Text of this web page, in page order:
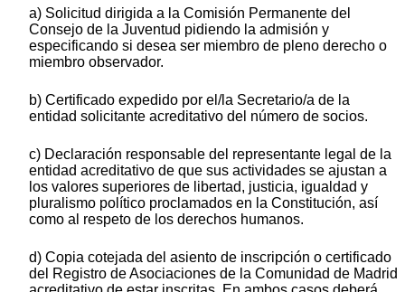
a) Solicitud dirigida a la Comisión Permanente del
Consejo de la Juventud pidiendo la admisión y
especificando si desea ser miembro de pleno derecho o
miembro observador.
b) Certificado expedido por el/la Secretario/a de la
entidad solicitante acreditativo del número de socios.
c) Declaración responsable del representante legal de la
entidad acreditativo de que sus actividades se ajustan a
los valores superiores de libertad, justicia, igualdad y
pluralismo político proclamados en la Constitución, así
como al respeto de los derechos humanos.
d) Copia cotejada del asiento de inscripción o certificado
del Registro de Asociaciones de la Comunidad de Madrid